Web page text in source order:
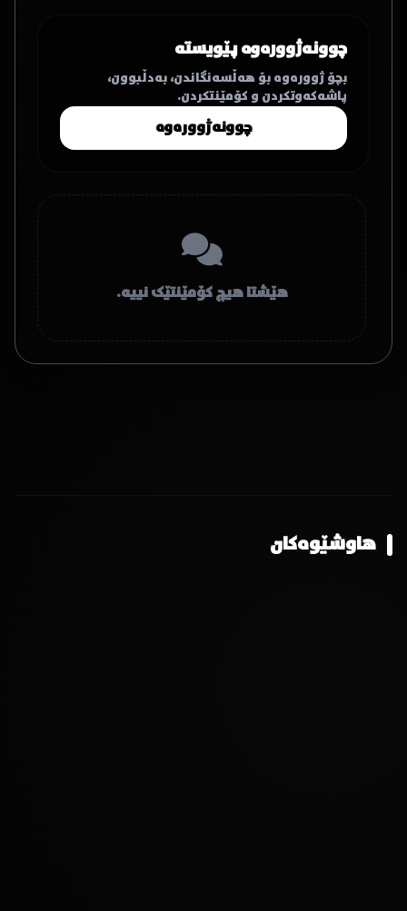
چوونەژوورەوە پێویستە
بچۆ ژوورەوە بۆ هەڵسەنگاندن، بەدڵبوون،
پاشەکەوتکردن و کۆمێنتکردن.
چوونەژوورەوە
هێشتا هیچ کۆمێنتێک نییە.
هاوشێوەکان